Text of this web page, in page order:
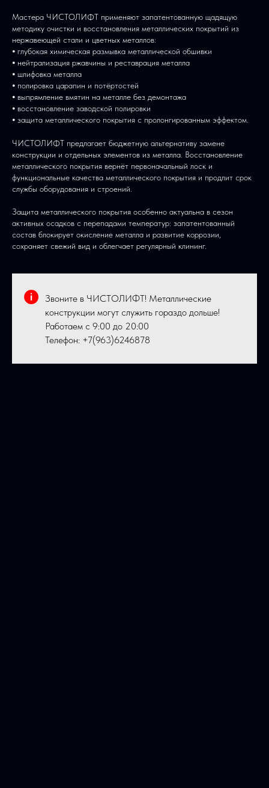
Мастера ЧИСТОЛИФТ применяют запатентованную щадящую
методику очистки и восстановления металлических покрытий из
нержавеющей стали и цветных металлов:
⦁ глубокая химическая размывка металлической обшивки
⦁ нейтрализация ржавчины и реставрация металла
⦁ шлифовка металла
⦁ полировка царапин и потёртостей
⦁ выпрямление вмятин на металле без демонтажа
⦁ восстановление заводской полировки
⦁ защита металлического покрытия с пролонгированным эффектом.
ЧИСТОЛИФТ предлагает бюджетную альтернативу замене
конструкции и отдельных элементов из металла. Восстановление
металлического покрытия вернёт первоначальный лоск и
функциональные качества металлического покрытия и продлит срок
службы оборудования и строений.
Защита металлического покрытия особенно актуальна в сезон
активных осадков с перепадами температур: запатентованный
состав блокирует окисление металла и развитие коррозии,
сохраняет свежий вид и облегчает регулярный клининг.
Звоните в ЧИСТОЛИФТ! Металлические
конструкции могут служить гораздо дольше!
Работаем с 9:00 до 20:00
Телефон: +7(963)6246878